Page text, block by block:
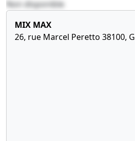
Non disponible
MIX MAX
26, rue Marcel Peretto 38100,